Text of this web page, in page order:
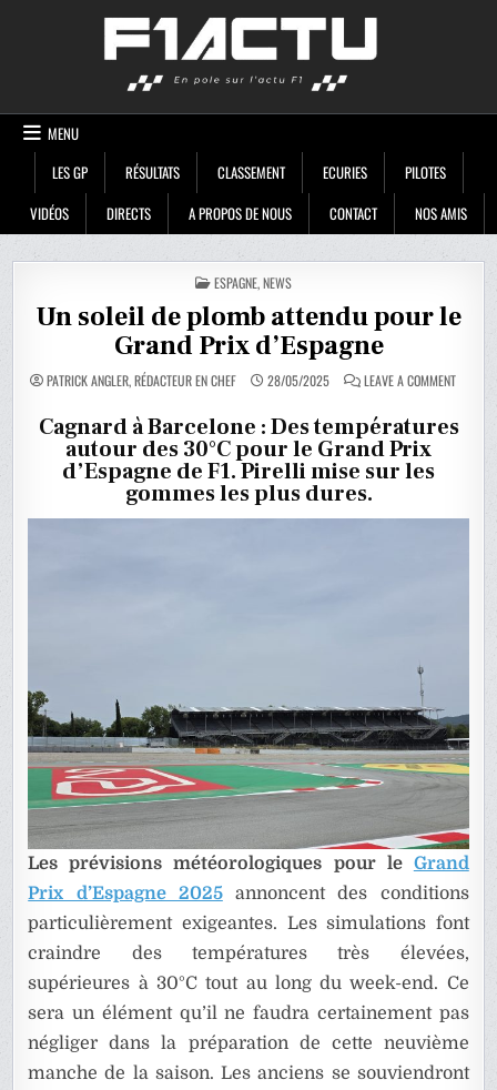
MENU
LES GP
RÉSULTATS CLASSEMENT ECURIES
PILOTES
VIDÉOS
DIRECTS A PROPOS DE NOUS CONTACT NOS AMIS
POSTED
IN
ESPAGNE,NEWS
Un soleil de plomb attendu pour le
Grand Prix d’Espagne
PATRICK ANGLER, RÉDACTEUR EN CHEF 28/05/2025 LEAVE A COMMENTON
DE
PLOMB
Cagnard à Barcelone : Des températures
autour des 30°C pour le Grand Prix
d’Espagne de F1. Pirelli mise sur les
gommes les plus dures.
Les prévisions météorologiques pour le Grand
Prix d’Espagne 2025annoncent des conditions
particulièrement exigeantes. Les simulations font
craindre des températures très élevées,
supérieures à 30°C tout au long du week-end. Ce
sera un élément qu’il ne faudra certainement pas
négliger dans la préparation de cette neuvième
manche de la saison. Les anciens se souviendront